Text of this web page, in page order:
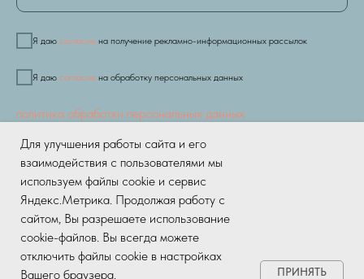
Я даю согласие на получение рекламно-информационных рассылок
Я даю согласие на обработку персональных данных
политика обработки персональных данных
ЗАПИСАТЬСЯ СЕЙЧАС
Для улучшения работы сайта и его
взаимодействия с пользователями мы
используем файлы cookie и сервис
Яндекс.Метрика. Продолжая работу с
сайтом, Вы разрешаете использование
cookie-файлов. Вы всегда можете
отключить файлы cookie в настройках
Вашего браузера.
ПРИНЯТЬ